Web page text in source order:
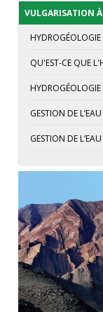
VULGARISATION
HYDROGÉOLOGIE
QU'EST-CE QUE
HYDROGÉOLOGIE
GESTION DE
GESTION DE